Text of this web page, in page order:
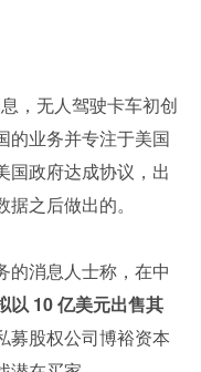
，无人驾驶卡车初创
的业务并专注于美国
国政府达成协议，出
之后做出的。
的消息人士称，在中
以 10 亿美元出售其
募股权公司博裕资本